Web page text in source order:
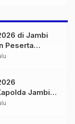
di Jambi
Peserta
Jambi
Apresiasi